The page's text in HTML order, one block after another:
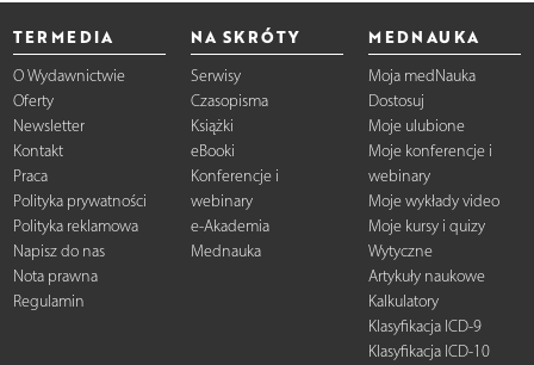
TERMEDIA
O Wydawnictwie
Oferty
Newsletter
Kontakt
Praca
Polityka prywatności
Polityka reklamowa
Napisz do nas
Nota prawna
Regulamin
NA SKRÓTY
Serwisy
Czasopisma
Książki
eBooki
Konferencje i
webinary
e-Akademia
Mednauka
MEDNAUKA
Moja medNauka
Dostosuj
Moje ulubione
Moje konferencje i
webinary
Moje wykłady video
Moje kursy i quizy
Wytyczne
Artykuły naukowe
Kalkulatory
Klasyfikacja ICD-9
Klasyfikacja ICD-10